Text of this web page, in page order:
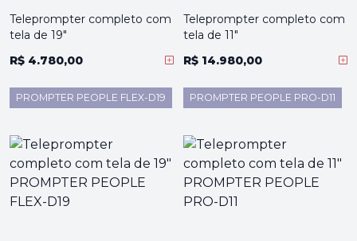
Teleprompter completo com
tela de 19"
R$ 4.780,00
Teleprompter completo com
tela de 11"
R$ 14.980,00
PROMPTER PEOPLE FLEX-D19 PROMPTER PEOPLE PRO-D11